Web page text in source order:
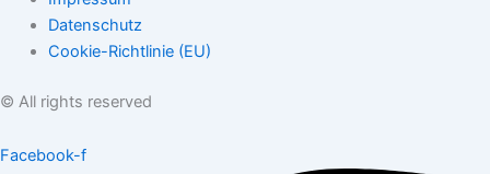
Datenschutz
Cookie-Richtlinie (EU)
© All rights reserved
Facebook-f